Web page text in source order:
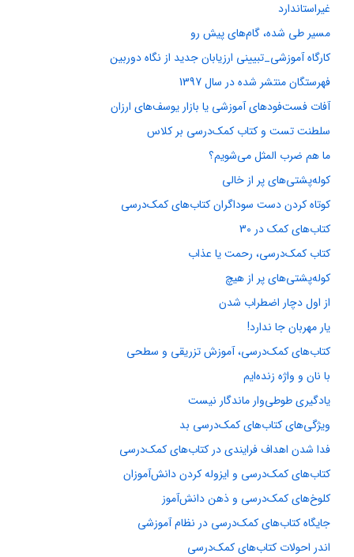
غیراستاندارد
مسیر طی شده، گام‌های پیش رو
کارگاه آموزشی_تبیینی ارزیابان جدید از نگاه دوربین
فهرستگان منتشر شده در سال 1397
آفات فست‌فودهای آموزشی یا بازار یوسف‌های ارزان
سلطنت تست و کتاب کمک‌درسی بر کلاس
ما هم ضرب المثل می‌شویم؟
کوله‌پشتی‌های پر از خالی
کوتاه کردن دست سوداگران کتاب‌های کمک‌درسی
کتاب‌های کمک‌ در 30
کتاب کمک‌درسی، رحمت یا عذاب
کوله‌پشتی‌های پر از هیچ
از اول دچار اضطراب شدن
یار مهربان جا ندارد!
کتاب‌های کمک‌درسی، آموزش تزریقی و سطحی
با نان و واژه زنده‌ایم
یادگیری طوطی‌وار ماندگار نیست
ویژگی‌های کتاب‌های کمک‌درسی بد
فدا شدن اهداف فرایندی در کتاب‌های کمک‌درسی
کتاب‌های کمک‌درسی و ایزوله کردن دانش‌آموزان
کلوخ‌های کمک‌درسی و ذهن دانش‌آموز
جایگاه کتاب‌های کمک‌درسی در نظام آموزشی
اندر احولات کتاب‌های کمک‌درسی